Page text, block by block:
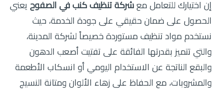
إن اختيارك للتعامل مع شركة تنظيف كنب في الصفوح يعني
الحصول على ضمان حقيقي على جودة الخدمة، حيث
نستخدم مواد تنظيف مستوردة خصيصاً لشركة المدينة،
والتي تتميز بقدرتها الفائقة على تفتيت أصعب الدهون
والبقع الناتجة عن الاستخدام اليومي أو انسكاب الأطعمة
والمشروبات، مع الحفاظ على زهاء الألوان ومتانة النسيج